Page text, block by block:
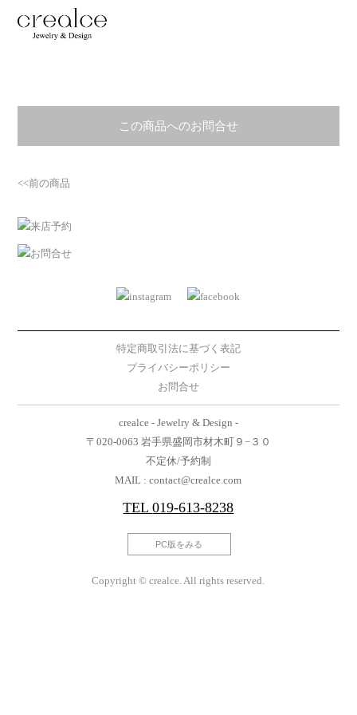
この商品へのお問合せ
<<前の商品
特定商取引法に基づく表記
プライバシーポリシー
お問合せ
crealce - Jewelry & Design -
〒020-0063 岩手県盛岡市材木町９−３０
不定休/予約制
MAIL : contact@crealce.com
TEL019-613-8238
PC版をみる
Copyright © crealce. All rights reserved.